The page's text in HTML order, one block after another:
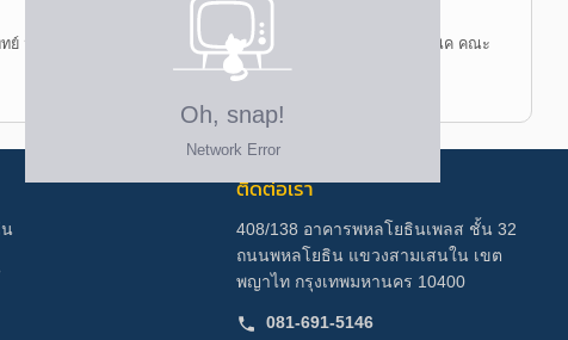
ม.มหิดล ป.ตรี วิทยาศาสตรบัณฑิต (เกียรตินิยมอันดับ 2) รังสีเทคนิค คณะ
ติดต่อเรา
408/138 อาคารพหลโยธินเพลส ชั้น 32
ถนนพหลโยธิน แขวงสามเสนใน เขต
พญาไท กรุงเทพมหานคร 10400
081-691-5146